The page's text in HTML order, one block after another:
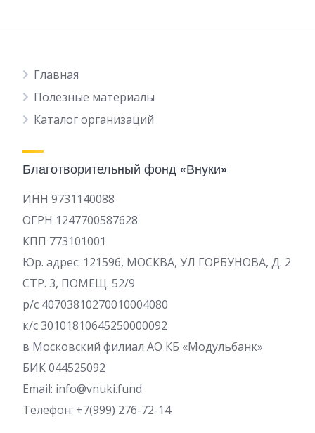
Главная
Полезные материалы
Каталог организаций
Благотворительный фонд «Внуки»
ИНН 9731140088
ОГРН 1247700587628
КПП 773101001
Юр. адрес: 121596, МОСКВА, УЛ ГОРБУНОВА, Д. 2
СТР. 3, ПОМЕЩ. 52/9
р/c 40703810270010004080
к/с 30101810645250000092
в Московский филиал АО КБ «Модульбанк»
БИК 044525092
Email: info@vnuki.fund
Телефон: +7(999) 276-72-14